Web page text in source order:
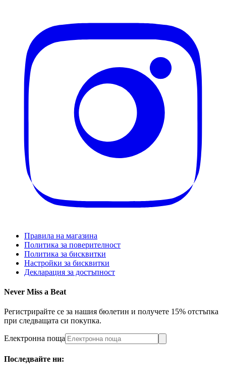
Правила на магазина
Политика за поверителност
Политика за бисквитки
Настройки за бисквитки
Декларация за достъпност
Never Miss a Beat
Регистрирайте се за нашия бюлетин и получете 15% отстъпка
при следващата си покупка.
Електронна поща
Последвайте ни: